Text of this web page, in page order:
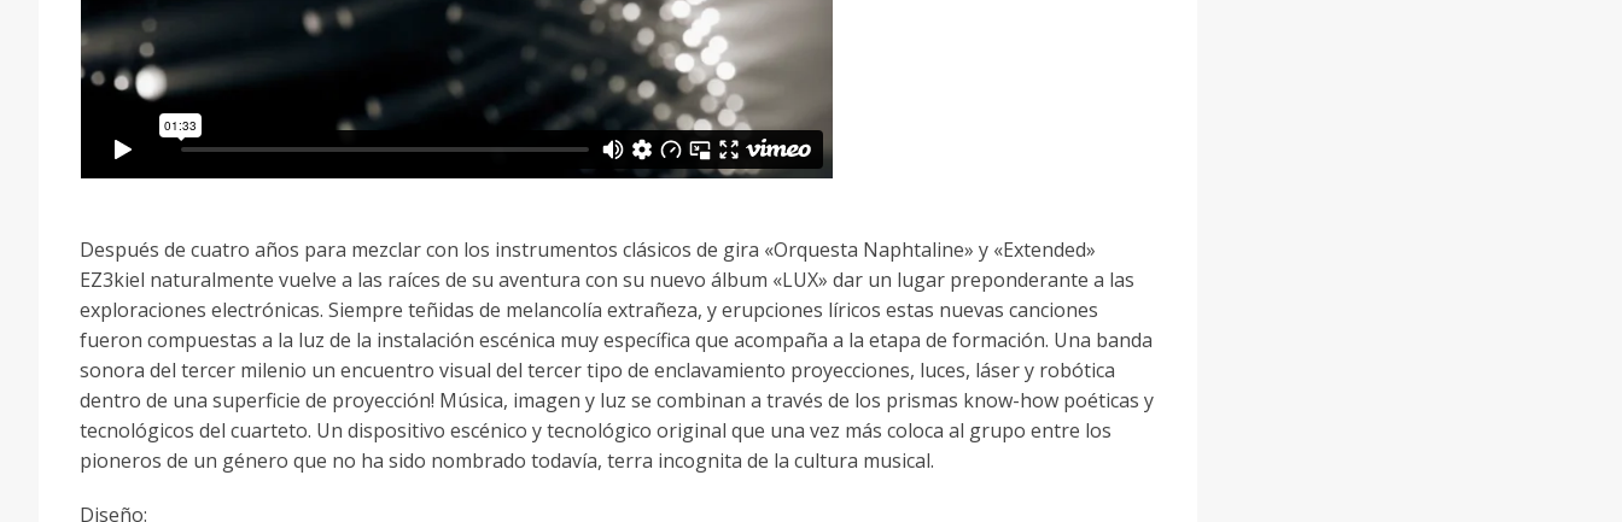
Después de cuatro años para mezclar con los instrumentos clásicos de gira «Orquesta Naphtaline» y «Extended»
EZ3kiel naturalmente vuelve a las raíces de su aventura con su nuevo álbum «LUX» dar un lugar preponderante a las
exploraciones electrónicas. Siempre teñidas de melancolía extrañeza, y erupciones líricos estas nuevas canciones
fueron compuestas a la luz de la instalación escénica muy específica que acompaña a la etapa de formación. Una banda
sonora del tercer milenio un encuentro visual del tercer tipo de enclavamiento proyecciones, luces, láser y robótica
dentro de una superficie de proyección! Música, imagen y luz se combinan a través de los prismas know-how poéticas y
tecnológicos del cuarteto. Un dispositivo escénico y tecnológico original que una vez más coloca al grupo entre los
pioneros de un género que no ha sido nombrado todavía, terra incognita de la cultura musical.
Diseño: